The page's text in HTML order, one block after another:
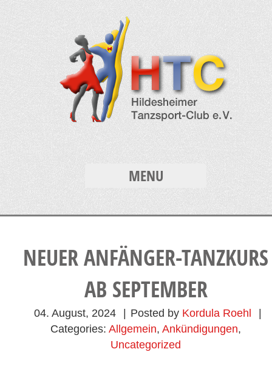
MENU
NEUER ANFÄNGER-TANZKURS
AB SEPTEMBER
04. August, 2024 Posted by Kordula Roehl
Categories: Allgemein, Ankündigungen,
Uncategorized